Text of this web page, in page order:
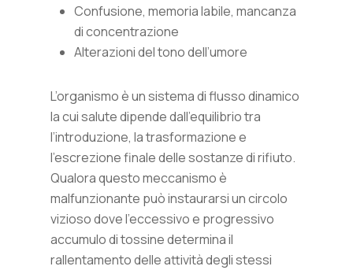
Confusione, memoria labile, mancanza
di concentrazione
Alterazioni del tono dell’umore
L’organismo è un sistema di flusso dinamico
la cui salute dipende dall’equilibrio tra
l’introduzione, la trasformazione e
l’escrezione finale delle sostanze di rifiuto.
Qualora questo meccanismo è
malfunzionante può instaurarsi un circolo
vizioso dove l’eccessivo e progressivo
accumulo di tossine determina il
rallentamento delle attività degli stessi